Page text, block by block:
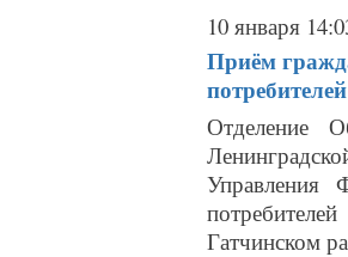
10 января
Приём
потребителей
Отделение
Управления
Гатчинском